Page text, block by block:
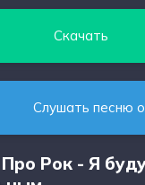
Скачать
Слушать песню
Про Рок - Я